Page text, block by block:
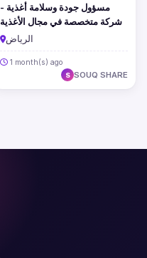
مسؤول جودة وسلامة أغذية -
شركة متخصصة في مجال الأغذية
الرياض
1 month(s) ago
S SOUQ SHARE